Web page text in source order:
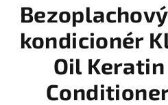
kondicionér
Oil